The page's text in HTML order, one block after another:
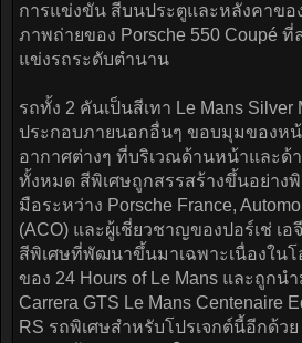
การแข่งขัน สีบนประตูและหลังคาขอ
ภาพถ่ายของ Porsche 550 Coupé
แข่งรถระดับตำนาน
รถทั้ง 2 คันเป็นสีเทา Le Mans
ประกอบภายนอกอื่นๆ ขอบมุมของหน้
อากาศต่างๆ ที่บริเวณด้านหน้าและด้
ทั้งหมด สีพิเศษถูกสรรสร้างขึ้นอย่าง
มือระหว่าง Porsche France,
(ACO) และผู้เชี่ยวชาญของปอร์เช่ เอ
สีพิเศษที่พัฒนาขึ้นมาเฉพาะเนื่องในโ
ของ 24 Hours of Le Mans และถูกน
Carrera GTS Le Mans Centenaire
RS รถพิเศษสำหรับโปรเจกต์นี้อีกด้ว